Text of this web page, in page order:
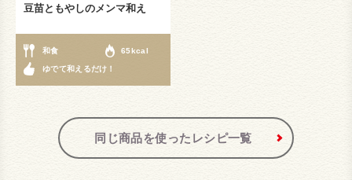
豆苗ともやしのメンマ和え
和食 65kcal
ゆでて和えるだけ！
同じ商品を使ったレシピ一覧